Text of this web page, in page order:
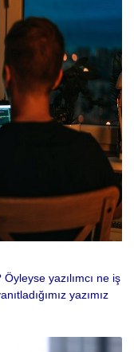
yazılımcı ne iş
yazımız